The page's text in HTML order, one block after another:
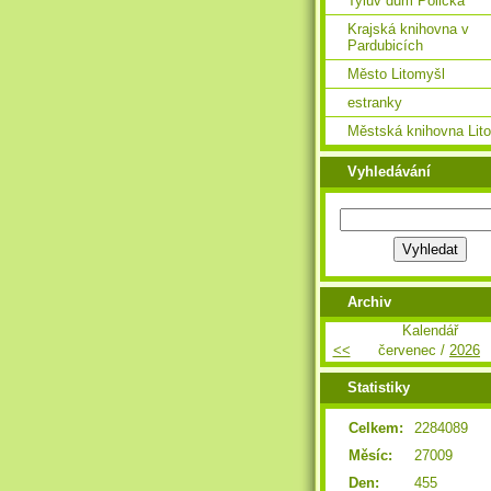
Krajská knihovna v
Pardubicích
Město Litomyšl
estranky
Městská knihovna
Vyhledávání
Archiv
Kalendář
<<
červenec / 2026
Statistiky
Celkem:
2284089
Měsíc:
27009
Den:
455